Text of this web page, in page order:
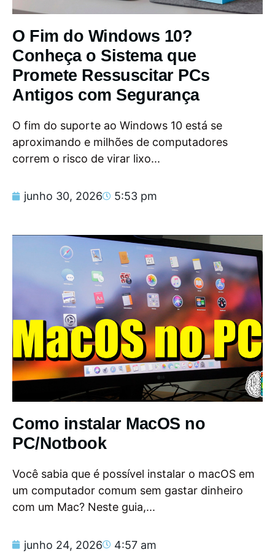
O Fim do Windows 10?
Conheça o Sistema que
Promete Ressuscitar PCs
Antigos com Segurança
O fim do suporte ao Windows 10 está se
aproximando e milhões de computadores
correm o risco de virar lixo...
junho 30, 2026 5:53 pm
Como instalar MacOS no
PC/Notbook
Você sabia que é possível instalar o macOS em
um computador comum sem gastar dinheiro
com um Mac? Neste guia,...
junho 24, 2026 4:57 am